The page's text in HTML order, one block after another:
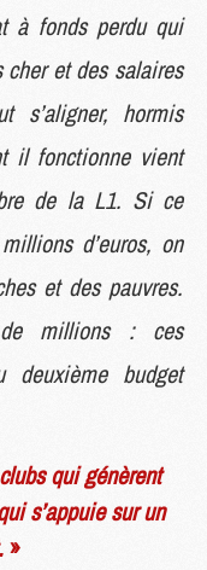
à fonds perdu qui
et des salaires
s’aligner, hormis
il fonctionne vient
de la L1. Si ce
d’euros, on
et des pauvres.
millions : ces
deuxième budget
qui génèrent
s’appuie sur un
»